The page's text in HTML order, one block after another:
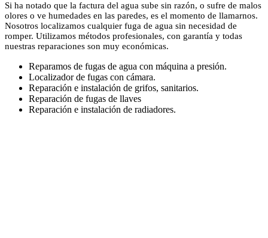
Si ha notado que la factura del agua sube sin razón, o sufre de malos
olores o ve humedades en las paredes, es el momento de llamarnos.
Nosotros localizamos cualquier fuga de agua sin necesidad de
romper. Utilizamos métodos profesionales, con garantía y todas
nuestras reparaciones son muy económicas.
Reparamos de fugas de agua con máquina a presión.
Localizador de fugas con cámara.
Reparación e instalación de grifos, sanitarios.
Reparación de fugas de llaves
Reparación e instalación de radiadores.